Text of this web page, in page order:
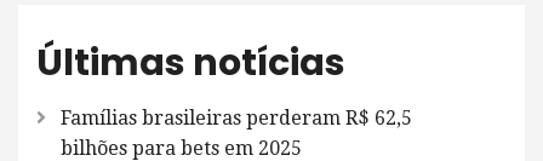
Últimas notícias
Famílias brasileiras perderam R$ 62,5
bilhões para bets em 2025